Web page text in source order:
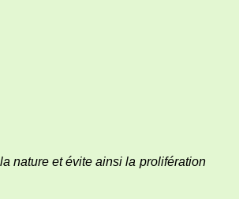
nature et évite ainsi la prolifération